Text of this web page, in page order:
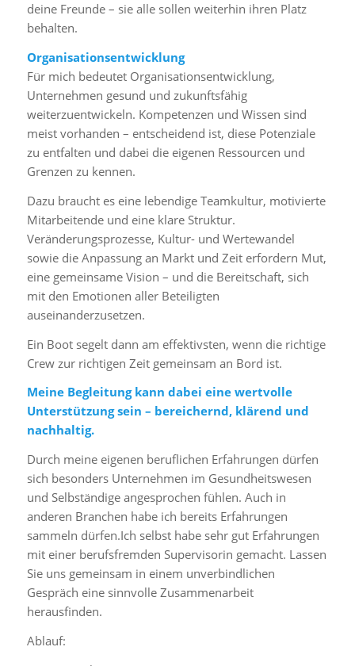
deine Freunde – sie alle sollen weiterhin ihren Platz
behalten.
Organisationsentwicklung
Für mich bedeutet Organisationsentwicklung,
Unternehmen gesund und zukunftsfähig
weiterzuentwickeln. Kompetenzen und Wissen sind
meist vorhanden – entscheidend ist, diese Potenziale
zu entfalten und dabei die eigenen Ressourcen und
Grenzen zu kennen.
Dazu braucht es eine lebendige Teamkultur, motivierte
Mitarbeitende und eine klare Struktur.
Veränderungsprozesse, Kultur- und Wertewandel
sowie die Anpassung an Markt und Zeit erfordern Mut,
eine gemeinsame Vision – und die Bereitschaft, sich
mit den Emotionen aller Beteiligten
auseinanderzusetzen.
Ein Boot segelt dann am effektivsten, wenn die richtige
Crew zur richtigen Zeit gemeinsam an Bord ist.
Meine Begleitung kann dabei eine wertvolle
Unterstützung sein – bereichernd, klärend und
nachhaltig.
Durch meine eigenen beruflichen Erfahrungen dürfen
sich besonders Unternehmen im Gesundheitswesen
und Selbständige angesprochen fühlen. Auch in
anderen Branchen habe ich bereits Erfahrungen
sammeln dürfen.Ich selbst habe sehr gut Erfahrungen
mit einer berufsfremden Supervisorin gemacht. Lassen
Sie uns gemeinsam in einem unverbindlichen
Gespräch eine sinnvolle Zusammenarbeit
herausfinden.
Ablauf: